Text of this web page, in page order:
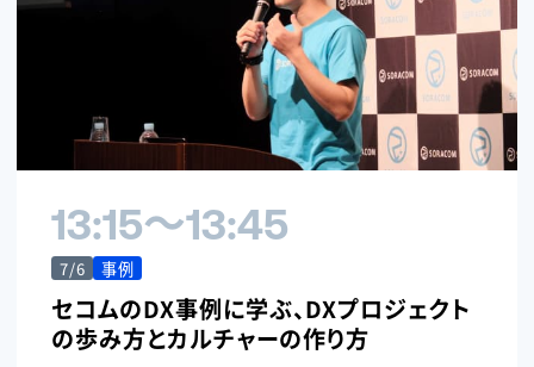
13:15〜13:45
7/6 事例
セコムのDX事例に学ぶ、DXプロジェクト
の歩み方とカルチャーの作り方